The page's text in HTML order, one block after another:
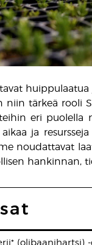
huippulaatua
tärkeä rooli
eri puolella
ja
noudattavat
hankinnan,
(olibaanihartsi) -